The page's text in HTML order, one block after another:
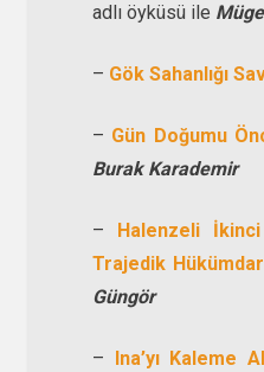
adlı öyküsü ile
– Gök Sahanlığı
– Gün Doğumu
Burak Karademir
–
Halenzeli
Trajedik
Güngör
– Ina’yı Kaleme